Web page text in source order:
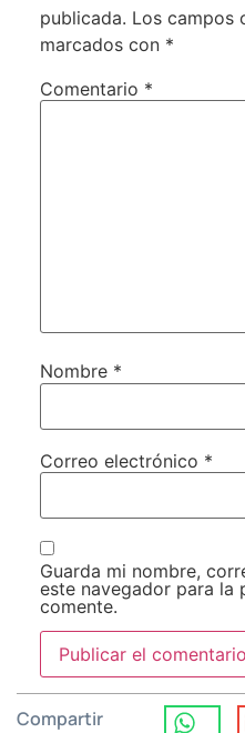
publicada. Los campos
marcados con *
Comentario *
Nombre *
Correo electrónico *
Guarda mi nombre,
este navegador para la
comente.
Compartir